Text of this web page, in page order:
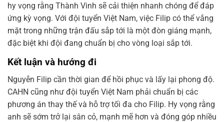
hy vọng rằng Thành Vinh sẽ cải thiện nhanh chóng để đáp
ứng kỳ vọng. Với đội tuyển Việt Nam, việc Filip có thể vắng
mặt trong những trận đấu sắp tới là một đòn giáng mạnh,
đặc biệt khi đội đang chuẩn bị cho vòng loại sắp tới.
Kết luận và hướng đi
Nguyễn Filip cần thời gian để hồi phục và lấy lại phong độ.
CAHN cũng như đội tuyển Việt Nam phải chuẩn bị các
phương án thay thế và hỗ trợ tối đa cho Filip. Hy vọng rằng
anh sẽ sớm trở lại sân cỏ, mạnh mẽ hơn và đóng góp nhiều